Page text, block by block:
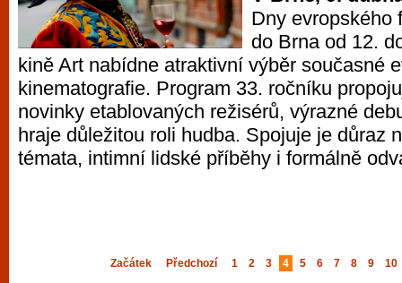
Dny evropského
do Brna od 12.
kině Art nabídne atraktivní výběr současné
kinematografie. Program 33. ročníku
novinky etablovaných režisérů, výrazné
hraje důležitou roli hudba. Spojuje je důraz
témata, intimní lidské příběhy i formálně
Začátek Předchozí 1 2 3 4 5 6 7 8 9 10